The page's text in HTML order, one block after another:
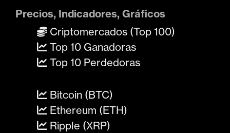
Precios, Indicadores, Gráficos
Criptomercados (Top 100)
Top 10 Ganadoras
Top 10 Perdedoras
Bitcoin (BTC)
Ethereum (ETH)
Ripple (XRP)